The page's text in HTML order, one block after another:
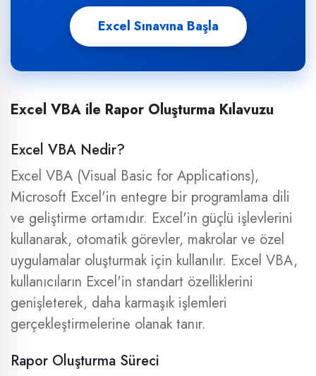
Excel Sınavına Başla
Excel VBA ile Rapor Oluşturma Kılavuzu
Excel VBA Nedir?
Excel VBA (Visual Basic for Applications),
Microsoft Excel'in entegre bir programlama dili
ve geliştirme ortamıdır. Excel'in güçlü işlevlerini
kullanarak, otomatik görevler, makrolar ve özel
uygulamalar oluşturmak için kullanılır. Excel VBA,
kullanıcıların Excel'in standart özelliklerini
genişleterek, daha karmaşık işlemleri
gerçekleştirmelerine olanak tanır.
Rapor Oluşturma Süreci